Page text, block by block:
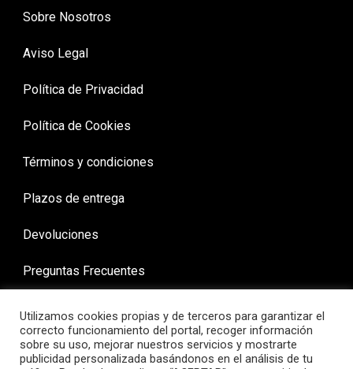
Sobre Nosotros
Aviso Legal
Política de Privacidad
Política de Cookies
Términos y condiciones
Plazos de entrega
Devoluciones
Preguntas Frecuentes
Utilizamos cookies propias y de terceros para garantizar el
correcto funcionamiento del portal, recoger información
sobre su uso, mejorar nuestros servicios y mostrarte
publicidad personalizada basándonos en el análisis de tu